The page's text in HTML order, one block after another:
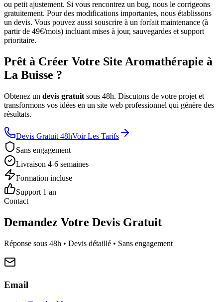
ou petit ajustement. Si vous rencontrez un bug, nous le corrigeons
gratuitement. Pour des modifications importantes, nous établissons
un devis. Vous pouvez aussi souscrire à un forfait maintenance (à
partir de 49€/mois) incluant mises à jour, sauvegardes et support
prioritaire.
Prêt à Créer Votre Site Aromathérapie à
La Buisse ?
Obtenez un devis gratuit sous 48h. Discutons de votre projet et
transformons vos idées en un site web professionnel qui génère des
résultats.
Devis Gratuit 48hVoir Les Tarifs
Sans engagement
Livraison 4-6 semaines
Formation incluse
Support 1 an
Contact
Demandez Votre Devis Gratuit
Réponse sous 48h • Devis détaillé • Sans engagement
Email